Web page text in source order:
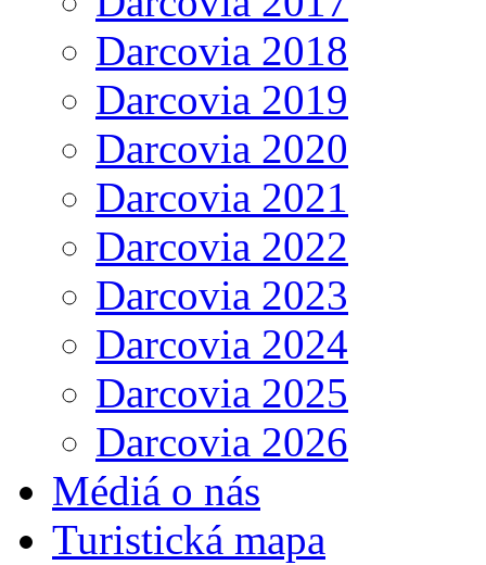
Darcovia 2018
Darcovia 2019
Darcovia 2020
Darcovia 2021
Darcovia 2022
Darcovia 2023
Darcovia 2024
Darcovia 2025
Darcovia 2026
Médiá o nás
Turistická mapa